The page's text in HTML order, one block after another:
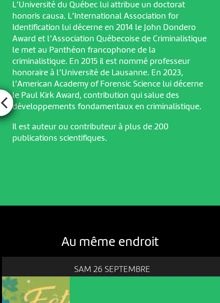
L’Université du Québec lui attribue un doctorat
honoris causa. L’International Association for
Identification lui décerne en 2014 le John Dondero
Award et l’Association Québecoise de Criminalistique
le met au Panthéon francophone de la
criminalistique. En 2015 il est nommé professeur
honoraire à l’Université de Lausanne. En 2023,
l’American Academy of Forensic Science lui décerne
le Paul Kirk Award, contribution qui salue des
développements fondamentaux en criminalistique.
Il est auteur ou contributeur à plus de 200
publications scientifiques.
Au même endroit
SAM 26 SEPTEMBRE